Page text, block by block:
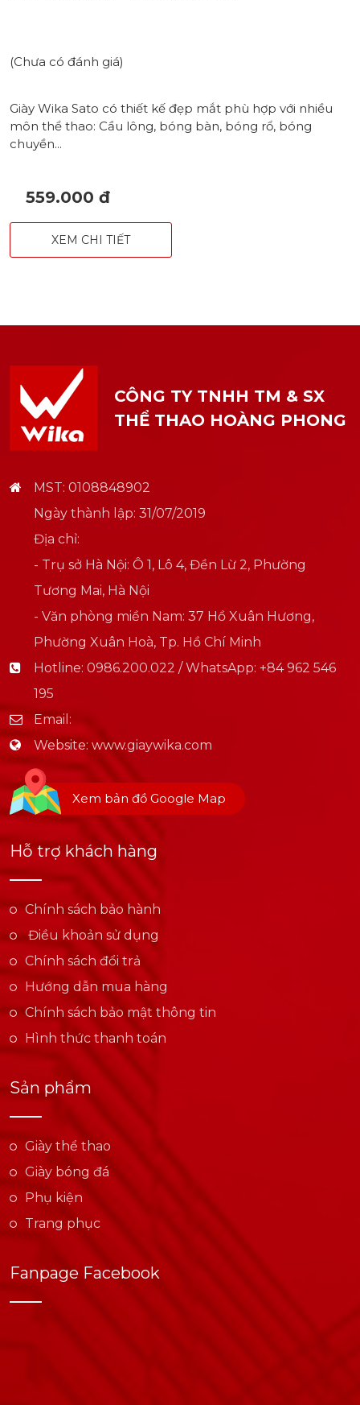
(Chưa có đánh giá)
Giày Wika Sato có thiết kế đẹp mắt phù hợp với nhiều
môn thể thao: Cầu lông, bóng bàn, bóng rổ, bóng
chuyền...
559.000 đ
XEM CHI TIẾT
CÔNG TY TNHH TM & SX
THỂ THAO HOÀNG PHONG
MST: 0108848902
Ngày thành lập: 31/07/2019
Địa chỉ:
- Trụ sở Hà Nội: Ô 1, Lô 4, Đền Lừ 2, Phường
Tương Mai, Hà Nội
- Văn phòng miền Nam: 37 Hồ Xuân Hương,
Phường Xuân Hoà, Tp. Hồ Chí Minh
Hotline: 0986.200.022 / WhatsApp: +84 962 546
195
Email:
Website: www.giaywika.com
Xem bản đồ Google Map
Hỗ trợ khách hàng
Chính sách bảo hành
Điều khoản sử dụng
Chính sách đổi trả
Hướng dẫn mua hàng
Chính sách bảo mật thông tin
Hình thức thanh toán
Sản phẩm
Giày thể thao
Giày bóng đá
Phụ kiện
Trang phục
Fanpage Facebook